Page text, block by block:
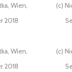
Wien,
2018
(c)
Wien,
2018
(c)